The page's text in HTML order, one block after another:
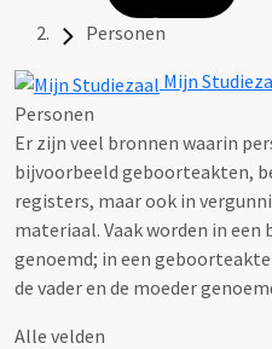
Personen
Mijn
Personen
Er zijn veel bronnen waarin
bijvoorbeeld geboorteakten,
registers, maar ook in
materiaal. Vaak worden in een
genoemd; in een
de vader en de moeder
Alle velden